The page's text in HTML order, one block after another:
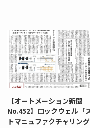
【オートメーション新聞
No.452】ロックウェル「
トマニュファクチャリン